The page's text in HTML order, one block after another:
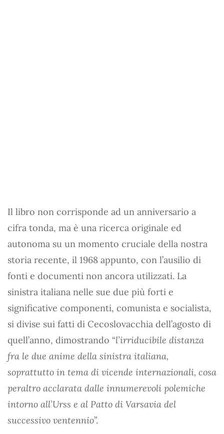
Il libro non corrisponde ad un anniversario a
cifra tonda, ma è una ricerca originale ed
autonoma su un momento cruciale della nostra
storia recente, il 1968 appunto, con l’ausilio di
fonti e documenti non ancora utilizzati. La
sinistra italiana nelle sue due più forti e
significative componenti, comunista e socialista,
si divise sui fatti di Cecoslovacchia dell’agosto di
quell’anno, dimostrando “l’irriducibile distanza
fra le due anime della sinistra italiana,
soprattutto in tema di vicende internazionali, cosa
peraltro acclarata dalle innumerevoli polemiche
intorno all’Urss e al Patto di Varsavia del
successivo ventennio”.